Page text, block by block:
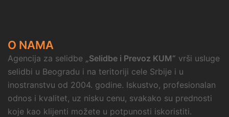
O NAMA
Agencija za selidbe „Selidbe i Prevoz KUM“ vrši usluge
selidbi u Beogradu i na teritoriji cele Srbije i u
inostranstvu od 2004. godine. Iskustvo, profesionalan
odnos i kvalitet, uz nisku cenu, svakako su prednosti
koje kao klijenti možete u potpunosti iskoristiti.